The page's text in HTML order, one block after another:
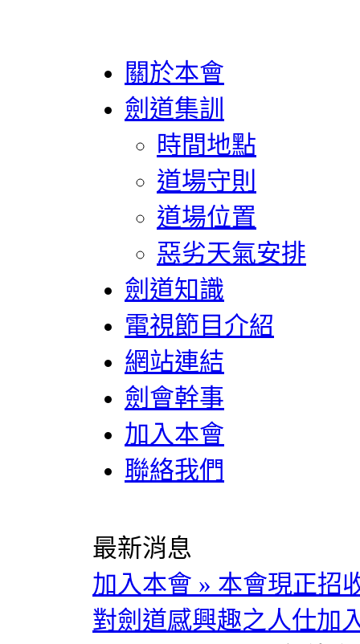
關於本會
劍道集訓
時間地點
道場守則
道場位置
惡劣天氣安排
劍道知識
電視節目介紹
網站連結
劍會幹事
加入本會
聯絡我們
最新消息
加入本會 » 本會現正招
對劍道感興趣之人仕加